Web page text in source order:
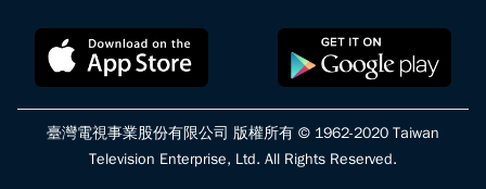
臺灣電視事業股份有限公司 版權所有 © 1962-2020 Taiwan
Television Enterprise, Ltd. All Rights Reserved.